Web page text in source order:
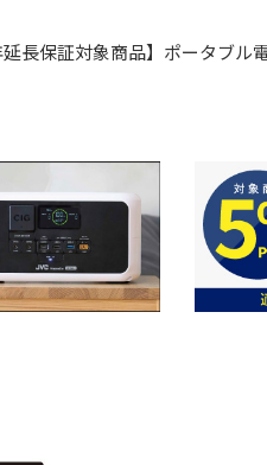
長保証対象商品】ポータブル